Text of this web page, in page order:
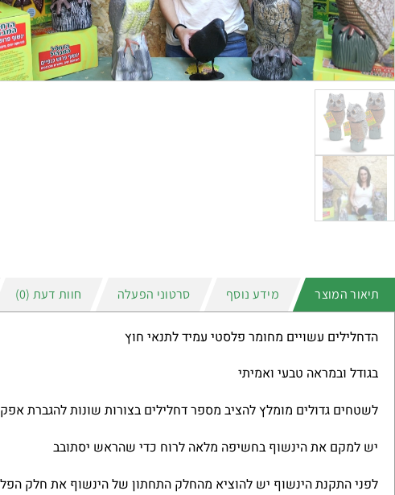
תיאור המוצר מידע נוסף סרטוני הפעלה חוות דעת (0)
הדחלילים עשויים מחומר פלסטי עמיד לתנאי חוץ
בגודל ובמראה טבעי ואמיתי
לשטחים גדולים מומלץ להציב מספר דחלילים בצורות שונות להגברת
יש למקם את הינשוף בחשיפה מלאה לרוח כדי שהראש יסתובב
לפני התקנת הינשוף יש להוציא מהחלק התחתון של הינשוף את חלק